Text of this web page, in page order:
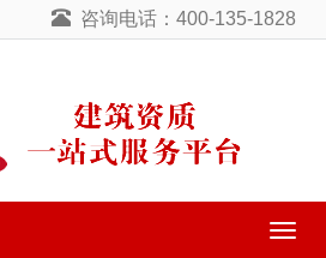
咨询电话：400-135-1828
导